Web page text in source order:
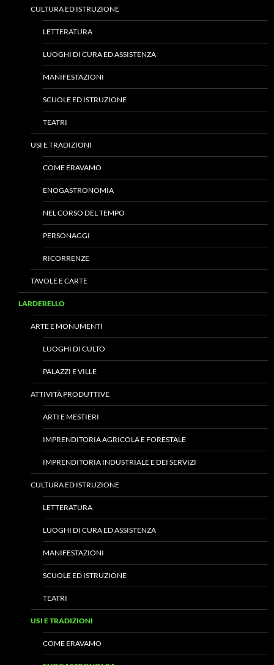
CULTURA ED ISTRUZIONE
LETTERATURA
LUOGHI DI CURA ED ASSISTENZA
MANIFESTAZIONI
SCUOLE ED ISTRUZIONE
TEATRI
USI E TRADIZIONI
COME ERAVAMO
ENOGASTRONOMIA
NEL CORSO DEL TEMPO
PERSONAGGI
RICORRENZE
TAVOLE E CARTE
LARDERELLO
ARTE E MONUMENTI
LUOGHI DI CULTO
PALAZZI E VILLE
ATTIVITÀ PRODUTTIVE
ARTI E MESTIERI
IMPRENDITORIA AGRICOLA E FORESTALE
IMPRENDITORIA INDUSTRIALE E DEI SERVIZI
CULTURA ED ISTRUZIONE
LETTERATURA
LUOGHI DI CURA ED ASSISTENZA
MANIFESTAZIONI
SCUOLE ED ISTRUZIONE
TEATRI
USI E TRADIZIONI
COME ERAVAMO